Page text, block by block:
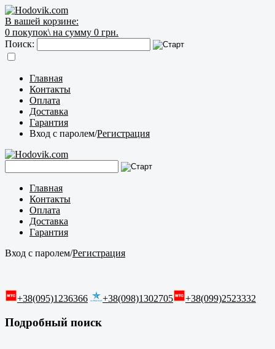
В вашей корзине:
0 покупок\ на сумму 0 грн.
Поиск:
Главная
Контакты
Оплата
Доставка
Гарантия
Вход с паролем/Регистрация
Главная
Контакты
Оплата
Доставка
Гарантия
Вход с паролем/Регистрация
+38(095)1236366 +38(098)1302705 +38(099)2523332
Подробный поиск